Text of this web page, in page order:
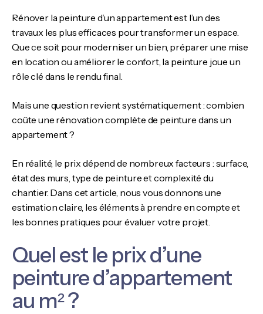
Rénover la peinture d’un appartement est l’un des
travaux les plus efficaces pour transformer un espace.
Que ce soit pour moderniser un bien, préparer une mise
en location ou améliorer le confort, la peinture joue un
rôle clé dans le rendu final.
Mais une question revient systématiquement : combien
coûte une rénovation complète de peinture dans un
appartement ?
En réalité, le prix dépend de nombreux facteurs : surface,
état des murs, type de peinture et complexité du
chantier. Dans cet article, nous vous donnons une
estimation claire, les éléments à prendre en compte et
les bonnes pratiques pour évaluer votre projet.
Quel est le prix d’une
peinture d’appartement
au m² ?